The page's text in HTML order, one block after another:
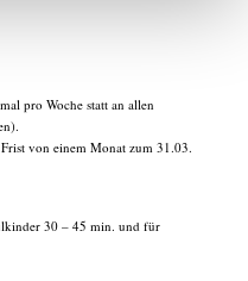
pro Woche statt an allen
von einem Monat zum 31.03.
30 – 45 min. und für